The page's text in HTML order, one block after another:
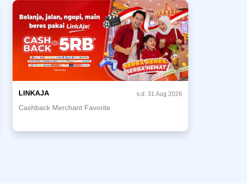
LINKAJA s.d. 31 Aug 2026
Cashback Merchant Favorite